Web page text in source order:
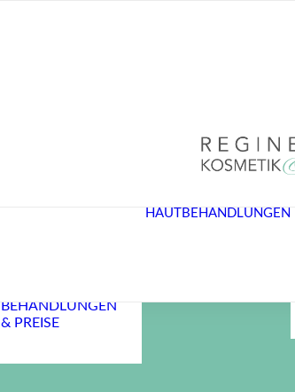
BEHANDLUNGEN
& PREISE
HAUTBEHANDLUNGEN